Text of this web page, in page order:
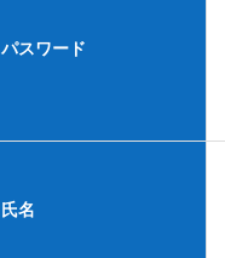
パスワード
氏名